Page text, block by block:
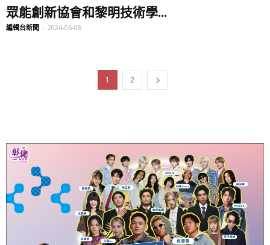
眾能創新協會和黎明技術學...
編輯台新聞 - 2024-06-08
1 2